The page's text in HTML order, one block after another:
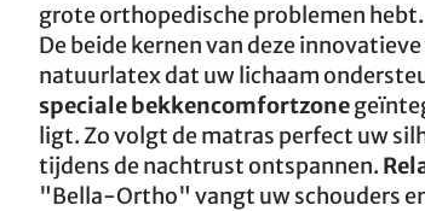
grote orthopedische problemen hebt.
De beide kernen van deze innovatieve
natuurlatex dat uw lichaam
speciale bekkencomfortzone
ligt. Zo volgt de matras perfect uw
tijdens de nachtrust ontspannen.
"Bella-Ortho" vangt uw schouders